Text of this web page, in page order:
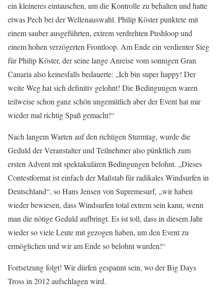
ein kleineres eintauschen, um die Kontrolle zu behalten und hatte
etwas Pech bei der Wellenauswahl. Philip Köster punktete mit
einem sauber ausgeführten, extrem verdrehten Pushloop und
einem hohen verzögerten Frontloop. Am Ende ein verdienter Sieg
für Philip Köster, der seine lange Anreise vom sonnigen Gran
Canaria also keinesfalls bedauerte: „Ich bin super happy! Der
weite Weg hat sich definitiv gelohnt! Die Bedingungen waren
teilweise schon ganz schön ungemütlich aber der Event hat mir
wieder mal richtig Spaß gemacht!“
Nach langem Warten auf den richtigen Sturmtag, wurde die
Geduld der Veranstalter und Teilnehmer also pünktlich zum
ersten Advent mit spektakulären Bedingungen belohnt. „Dieses
Contestformat ist einfach der Maßstab für radikales Windsurfen in
Deutschland“, so Hans Jensen von Supremesurf, „wir haben
wieder bewiesen, dass Windsurfen total extrem sein kann, wenn
man die nötige Geduld aufbringt. Es ist toll, dass in diesem Jahr
wieder so viele Leute mit gezogen haben, um den Event zu
ermöglichen und wir am Ende so belohnt wurden!“
Fortsetzung folgt! Wir dürfen gespannt sein, wo der Big Days
Tross in 2012 aufschlagen wird.